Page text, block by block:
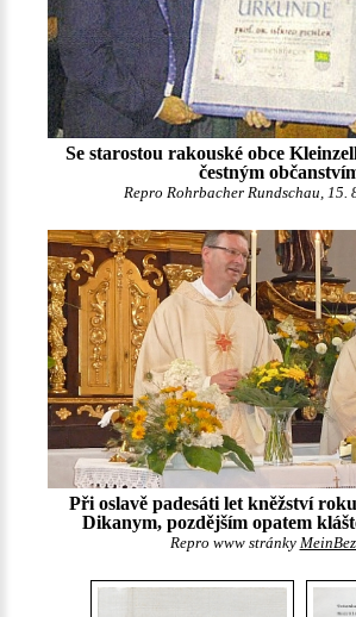
Se starostou rakouské obce
čestným
Repro Rohrbacher Rundschau, 15.
Při oslavě padesáti let kněžství
Dikanym, pozdějším opatem
Repro www stránky